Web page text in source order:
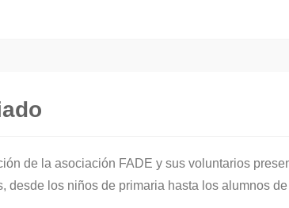
de la asociación FADE y sus voluntarios
desde los niños de primaria hasta los alumnos